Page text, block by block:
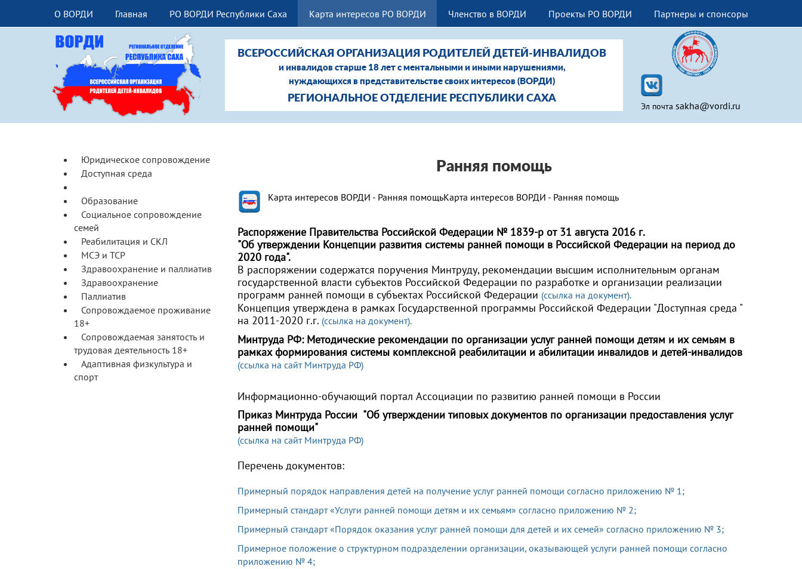
О ВОРДИ Главная РО ВОРДИ Республики Саха Карта интересов РО ВОРДИ Членство в ВОРДИ Проекты РО ВОРДИ Партнеры и спонсоры
Эл почта sakha@vordi.ru
ВСЕРОССИЙСКАЯ ОРГАНИЗАЦИЯ РОДИТЕЛЕЙ ДЕТЕЙ-ИНВАЛИДОВ
и инвалидов старше 18 лет с ментальными и иными нарушениями,
нуждающихся в представительстве своих интересов (ВОРДИ)
РЕГИОНАЛЬНОЕ ОТДЕЛЕНИЕ РЕСПУБЛИКИ САХА
Юридическое сопровождение
Доступная среда
Образование
Социальное сопровождение
семей
Реабилитация и СКЛ
МСЭ и ТСР
Здравоохранение и паллиатив
Здравоохранение
Паллиатив
Сопровождаемое проживание
18+
Сопровождаемая занятость и
трудовая деятельность 18+
Адаптивная физкультура и
спорт
Карта интересов ВОРДИ - Ранняя помощьКарта интересов ВОРДИ - Ранняя помощь
Распоряжение Правительства Российской Федерации № 1839-р от 31 августа 2016 г.
"Об утверждении Концепции развития системы ранней помощи в Российской Федерации на период до
2020 года".
В распоряжении содержатся поручения Минтруду, рекомендации высшим исполнительным органам
государственной власти субъектов Российской Федерации по разработке и организации реализации
программ ранней помощи в субъектах Российской Федерации (ссылка на документ).
Концепция утверждена в рамках Государственной программы Российской Федерации "Доступная среда "
на 2011-2020 г.г. (ссылка на документ).
Минтруда РФ: Методические рекомендации по организации услуг ранней помощи детям и их семьям в
рамках формирования системы комплексной реабилитации и абилитации инвалидов и детей-инвалидов
(ссылка на сайт Минтруда РФ)
Информационно-обучающий портал Ассоциации по развитию ранней помощи в России
Приказ Минтруда России "Об утверждении типовых документов по организации предоставления услуг
ранней помощи"
(ссылка на сайт Минтруда РФ)
Перечень документов:
Примерный порядок направления детей на получение услуг ранней помощи согласно приложению № 1;
Примерный стандарт «Услуги ранней помощи детям и их семьям» согласно приложению № 2;
Примерный стандарт «Порядок оказания услуг ранней помощи для детей и их семей» согласно приложению № 3;
Примерное положение о структурном подразделении организации, оказывающей услуги ранней помощи согласно
приложению № 4;
Ранняя помощь